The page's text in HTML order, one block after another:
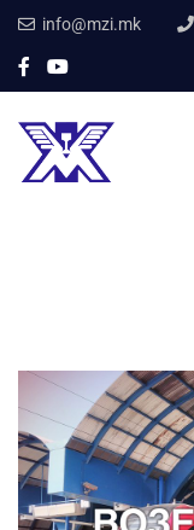
info@mzi.mk